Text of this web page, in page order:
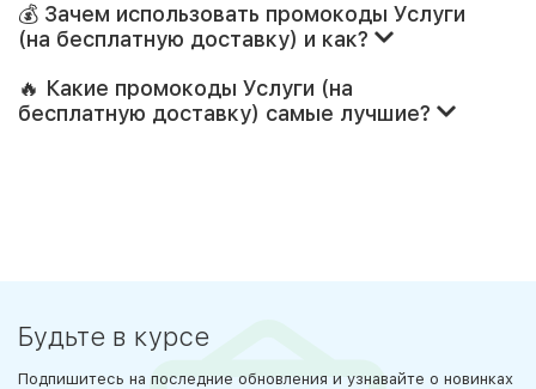
💰 Зачем использовать промокоды Услуги
(на бесплатную доставку) и как?
🔥 Какие промокоды Услуги (на
бесплатную доставку) самые лучшие?
Будьте в курсе
Подпишитесь на последние обновления и узнавайте о новинках